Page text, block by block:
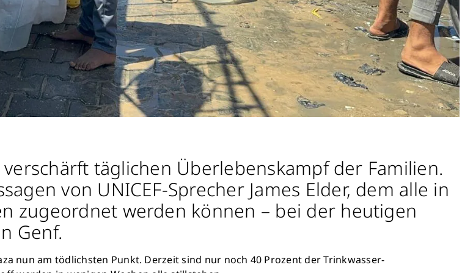
täglichen Überlebenskampf der Familien.
von UNICEF-Sprecher James Elder, dem alle in
zugeordnet werden können – bei der heutigen
Genf.
nun am tödlichsten Punkt. Derzeit sind nur noch 40 Prozent der Trinkwasser-